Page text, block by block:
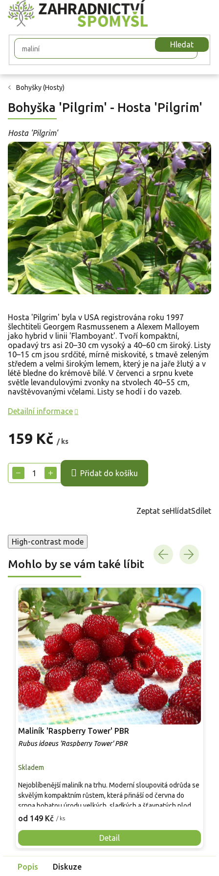
Přejít
na
obsah
Hledat
Bohyšky (Hosty)
Bohyška 'Pilgrim' - Hosta 'Pilgrim'
Hosta 'Pilgrim'
159 Kč / ks
cena:
+
− Přidat do košíku
Hosta 'Pilgrim' byla v USA registrována roku 1997
šlechtiteli Georgem Rasmussenem a Alexem Malloyem
jako hybrid v linii 'Flamboyant'. Tvoří kompaktní,
opadavý trs asi 20–30 cm vysoký a 40–60 cm široký. Listy
10–15 cm jsou srdčité, mírně miskovité, s tmavě zeleným
středem a velmi širokým lemem, který je na jaře žlutý a v
létě bledne do krémově bílé. V červenci a srpnu kvete
světle levandulovými zvonky na stvolech 40–55 cm,
navštěvovanými včelami. Listy se hodí i do vazeb.
Detailní informace
Zeptat seHlídatSdílet
High-contrast mode
Mohlo by se vám také líbit
Maliník 'Raspberry Tower' PBR
Rubus idaeus 'Raspberry Tower' PBR
Skladem
od 149 Kč / ks
Detail
Nejoblíbenější maliník na trhu. Moderní sloupovitá odrůda se
skvělým kompaktním růstem, která přináší od června do
srpna bohatou úrodu velkých, sladkých a šťavnatých plodů.
Pevné vzpřímené výhony tvoří elegantní habitus bez
Mrazuvzdornost do −25 °C a spolehlivá vitalita z něj dělají
skvělou volbu pro každého pěstitele.
Popis Diskuze